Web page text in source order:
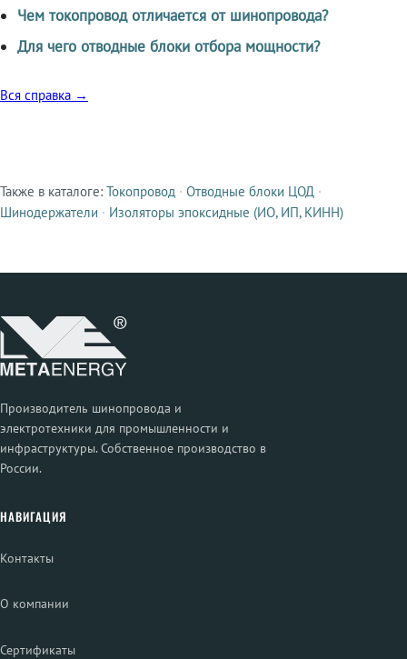
Чем токопровод отличается от шинопровода?
Для чего отводные блоки отбора мощности?
Вся справка →
Смежные продукты
Также в каталоге: Токопровод · Отводные блоки ЦОД ·
Шинодержатели · Изоляторы эпоксидные (ИО, ИП, КИНН)
Производитель шинопровода и
электротехники для промышленности и
инфраструктуры. Собственное производство в
России.
НАВИГАЦИЯ
Контакты
О компании
Сертификаты